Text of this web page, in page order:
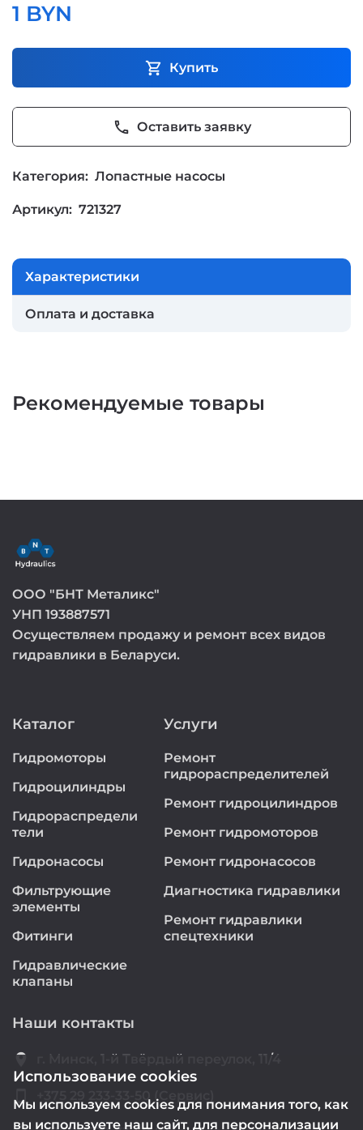
1 BYN
shopping_cart Купить
phone Оставить заявку
Категория: Лопастные насосы
Артикул: 721327
Характеристики
Оплата и доставка
Рекомендуемые товары
ООО "БНТ Металикс"
УНП 193887571
Осуществляем продажу и ремонт всех видов
гидравлики в Беларуси.
Каталог
Гидромоторы
Гидроцилиндры
Гидрораспредели
тели
Гидронасосы
Фильтрующие
элементы
Фитинги
Гидравлические
клапаны
Услуги
Ремонт
гидрораспределителей
Ремонт гидроцилиндров
Ремонт гидромоторов
Ремонт гидронасосов
Диагностика гидравлики
Ремонт гидравлики
спецтехники
Наши контакты
location_on г. Минск, 1-й Твёрдый переулок, 11/4
smartphone +375 29 233-33-50 (Сервис)
Использование cookies
Мы используем cookies для понимания того, как
вы используете наш сайт, для персонализации